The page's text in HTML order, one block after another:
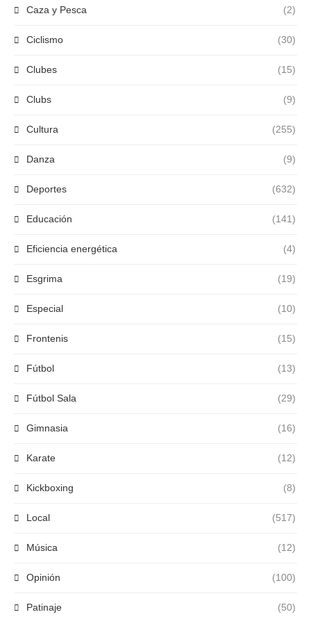
Caza y Pesca (2)
Ciclismo (30)
Clubes (15)
Clubs (9)
Cultura (255)
Danza (9)
Deportes (632)
Educación (141)
Eficiencia energética (4)
Esgrima (19)
Especial (10)
Frontenis (15)
Fútbol (13)
Fútbol Sala (29)
Gimnasia (16)
Karate (12)
Kickboxing (8)
Local (517)
Música (12)
Opinión (100)
Patinaje (50)